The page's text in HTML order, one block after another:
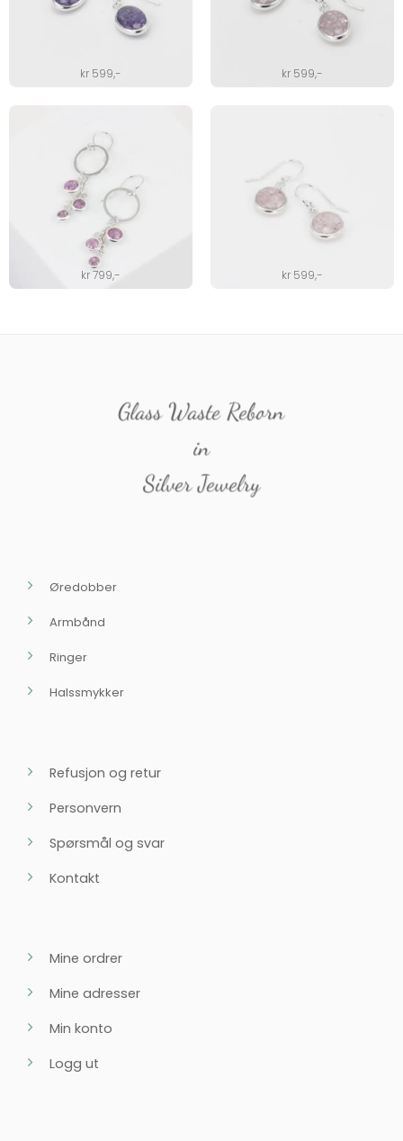
kr 599,- kr 599,-
kr799,- kr 599,-
Glass Waste Reborn
in
Silver Jewelry
Øredobber
Armbånd
Ringer
Halssmykker
Refusjon og retur
Personvern
Spørsmål og svar
Kontakt
Mine ordrer
Mine adresser
Min konto
Logg ut